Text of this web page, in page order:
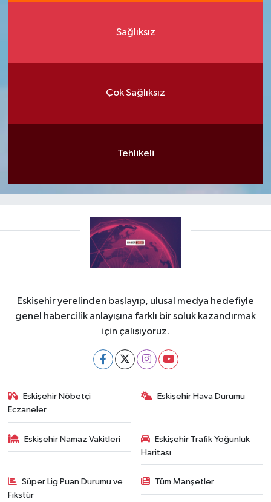
Sağlıksız
Çok Sağlıksız
Tehlikeli
Eskişehir yerelinden başlayıp, ulusal medya hedefiyle
genel habercilik anlayışına farklı bir soluk kazandırmak
için çalışıyoruz.
Eskişehir Nöbetçi
Eczaneler
Eskişehir Hava Durumu
Eskişehir Namaz Vakitleri
Eskişehir Trafik Yoğunluk
Haritası
Süper Lig Puan Durumu ve
Fikstür
Tüm Manşetler